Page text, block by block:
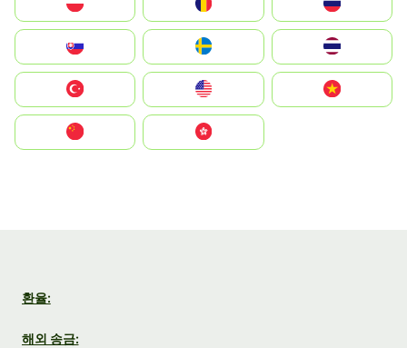
United States
中國香港特別行政區
환율:
해외 송금: